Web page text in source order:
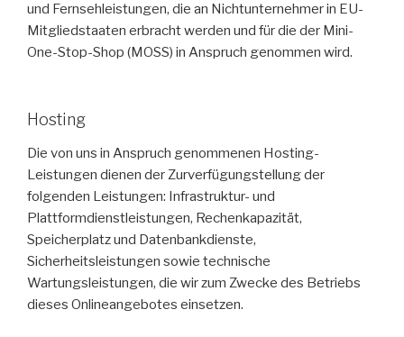
und Fernsehleistungen, die an Nichtunternehmer in EU-
Mitgliedstaaten erbracht werden und für die der Mini-
One-Stop-Shop (MOSS) in Anspruch genommen wird.
Hosting
Die von uns in Anspruch genommenen Hosting-
Leistungen dienen der Zurverfügungstellung der
folgenden Leistungen: Infrastruktur- und
Plattformdienstleistungen, Rechenkapazität,
Speicherplatz und Datenbankdienste,
Sicherheitsleistungen sowie technische
Wartungsleistungen, die wir zum Zwecke des Betriebs
dieses Onlineangebotes einsetzen.